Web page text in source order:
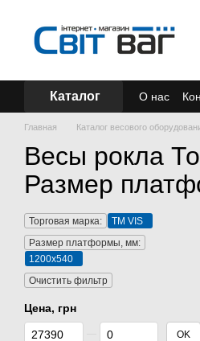
Каталог О нас
Отзывы
Главная Каталог весового
Весы рокла
Размер
Торговая марка:
TM VIS
Размер платформы, мм:
1200х540
Очистить фильтр
Цена, грн
От Цена, грн
До Цена, грн OK